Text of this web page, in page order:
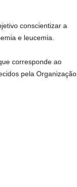
conscientizar a
e leucemia.
corresponde ao
pela Organização